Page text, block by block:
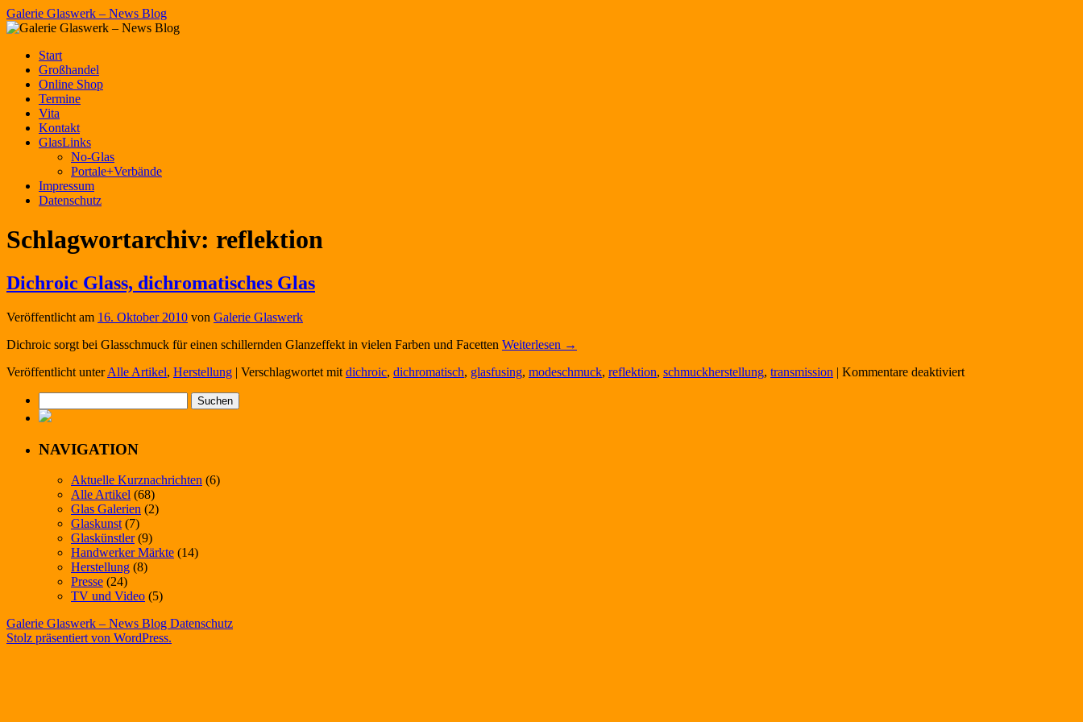
Zum
Inhalt
Galerie Glaswerk – News Blog
Start
Großhandel
Online Shop
Termine
Vita
Kontakt
GlasLinks
No-Glas
Portale+Verbände
Impressum
Datenschutz
Schlagwortarchiv: reflektion
Dichroic Glass, dichromatisches Glas
Veröffentlicht am 16. Oktober 2010 von Galerie Glaswerk
Dichroic sorgt bei Glasschmuck für einen schillernden Glanzeffekt in vielen Farben und Facetten Weiterlesen →
Veröffentlicht unter Alle Artikel, Herstellung | Verschlagwortet mit dichroic, dichromatisch, glasfusing, modeschmuck, reflektion, schmuckherstellung, transmission | Kommentare deaktiviertfür
nach:
NAVIGATION
Aktuelle Kurznachrichten (6)
Alle Artikel (68)
Glas Galerien (2)
Glaskunst (7)
Glaskünstler(9)
Handwerker Märkte (14)
Herstellung (8)
Presse (24)
TV und Video (5)
Galerie Glaswerk – News Blog Datenschutz
Stolz präsentiert von WordPress.